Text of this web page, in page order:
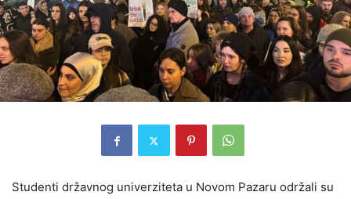
Studenti državnog univerziteta u Novom Pazaru održali su